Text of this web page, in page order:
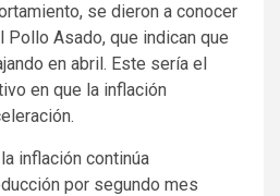
se dieron a conocer
Asado, que indican que
en abril. Este sería el
en que la inflación
inflación continúa
por segundo mes